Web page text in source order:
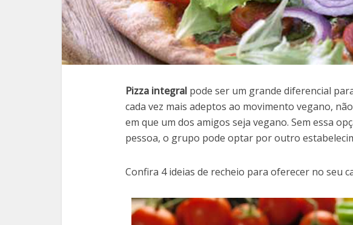
Pizza integral pode ser um grande diferencial
cada vez mais adeptos ao movimento vegano,
em que um dos amigos seja vegano. Sem essa
pessoa, o grupo pode optar por outro
Confira 4 ideias de recheio para oferecer no seu